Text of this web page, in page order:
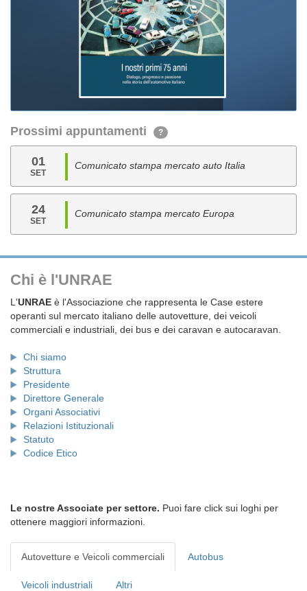
Prossimi appuntamenti ?
01
SET
Comunicato stampa mercato auto Italia
24
SET
Comunicato stampa mercato Europa
Chi è l'UNRAE
L'UNRAE è l'Associazione che rappresenta le Case estere
operanti sul mercato italiano delle autovetture, dei veicoli
commerciali e industriali, dei bus e dei caravan e autocaravan.
Chi siamo
Struttura
Presidente
Direttore Generale
Organi Associativi
Relazioni Istituzionali
Statuto
Codice Etico
Le nostre Associate per settore. Puoi fare click sui loghi per
ottenere maggiori informazioni.
Autovetture e Veicoli commerciali Autobus
Veicoli industriali Altri